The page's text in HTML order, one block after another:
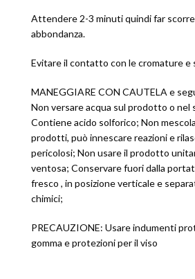
Attendere 2-3 minuti quindi far
abbondanza.
Evitare il contatto con le cromature e
MANEGGIARE CON CAUTELA e
Non versare acqua sul prodotto o
Contiene acido solforico; Non
prodotti, può innescare reazioni e
pericolosi; Non usare il prodotto
ventosa; Conservare fuori dalla
fresco , in posizione verticale e
chimici;
PRECAUZIONE: Usare indumenti
gomma e protezioni per il viso